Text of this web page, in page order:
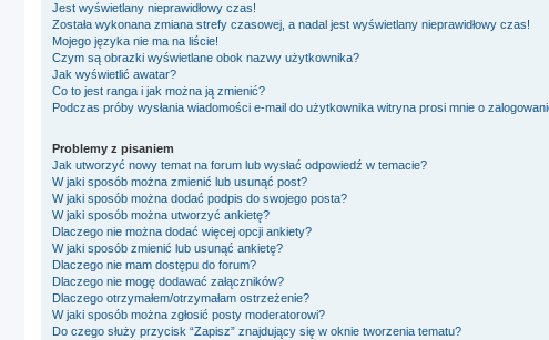
Jest wyświetlany nieprawidłowy czas!
Została wykonana zmiana strefy czasowej, a nadal jest wyświetlany nieprawidłowy czas!
Mojego języka nie ma na liście!
Czym są obrazki wyświetlane obok nazwy użytkownika?
Jak wyświetlić awatar?
Co to jest ranga i jak można ją zmienić?
Podczas próby wysłania wiadomości e-mail do użytkownika witryna prosi mnie o
Problemy z pisaniem
Jak utworzyć nowy temat na forum lub wysłać odpowiedź w temacie?
W jaki sposób można zmienić lub usunąć post?
W jaki sposób można dodać podpis do swojego posta?
W jaki sposób można utworzyć ankietę?
Dlaczego nie można dodać więcej opcji ankiety?
W jaki sposób zmienić lub usunąć ankietę?
Dlaczego nie mam dostępu do forum?
Dlaczego nie mogę dodawać załączników?
Dlaczego otrzymałem/otrzymałam ostrzeżenie?
W jaki sposób można zgłosić posty moderatorowi?
Do czego służy przycisk “Zapisz” znajdujący się w oknie tworzenia tematu?